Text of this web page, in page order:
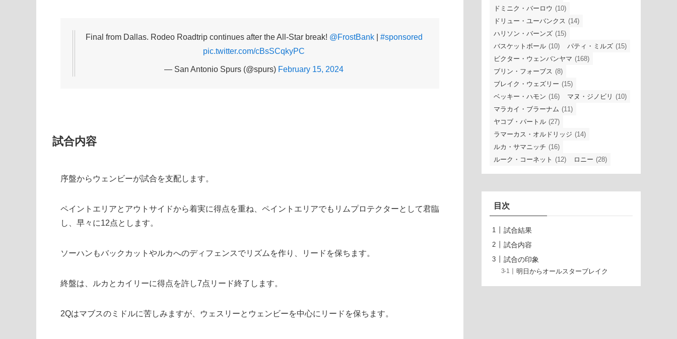
Final from Dallas. Rodeo Roadtrip continues after the All-Star break! @FrostBank| #sponsored
pic.twitter.com/cBsSCqkyPC
— San Antonio Spurs (@spurs) February 15, 2024
試合内容
序盤からウェンビーが試合を支配します。
ペイントエリアとアウトサイドから着実に得点を重ね、ペイントエリアでもリムプロテクターとして君臨
し、早々に12点とします。
ソーハンもバックカットやルカへのディフェンスでリズムを作り、リードを保ちます。
終盤は、ルカとカイリーに得点を許し7点リード終了します。
2Qはマブスのミドルに苦しみますが、ウェスリーとウェンビーを中心にリードを保ちます。
ドミニク・バーロウ (10)
ドリュー・ユーバンクス (14)
ハリソン・バーンズ (15)
バスケットボール (10) パティ・ミルズ (15)
ビクター・ウェンバンヤマ (168)
ブリン・フォーブス (8)
ブレイク・ウェズリー (15)
ベッキー・ハモン (16) マヌ・ジノビリ (10)
マラカイ・ブラーナム (11)
ヤコブ・パートル (27)
ラマーカス・オルドリッジ (14)
ルカ・サマニッチ (16)
ルーク・コーネット (12) ロニー (28)
目次
試合結果
試合内容
試合の印象
明日からオールスターブレイク